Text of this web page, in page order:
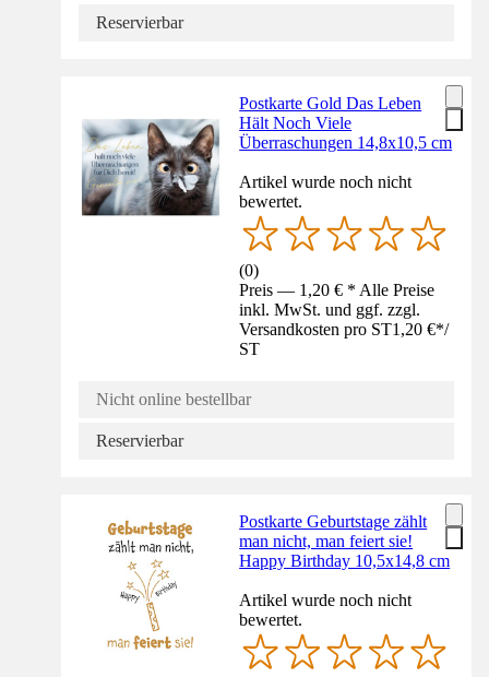
Reservierbar
Postkarte Gold Das Leben
Hält Noch Viele
Überraschungen 14,8x10,5 cm
Artikel wurde noch nicht
bewertet.
(0)
Preis — 1,20 € * Alle Preise
inkl. MwSt. und ggf. zzgl.
Versandkosten pro ST1,20 €*/
ST
Nicht online bestellbar
Reservierbar
Postkarte Geburtstage zählt
man nicht, man feiert sie!
Happy Birthday 10,5x14,8 cm
Artikel wurde noch nicht
bewertet.